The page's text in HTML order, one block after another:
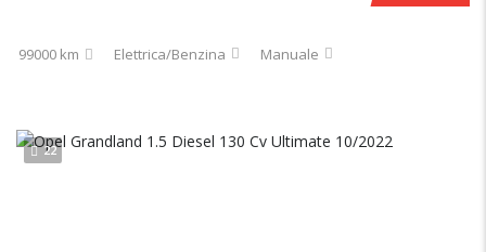
99000 km Elettrica/Benzina Manuale
22